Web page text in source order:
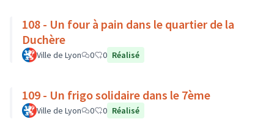
108 - Un four à pain dans le quartier de la
Duchère
Ville de Lyon 0 0 Réalisé
109 - Un frigo solidaire dans le 7ème
Ville de Lyon 0 0 Réalisé